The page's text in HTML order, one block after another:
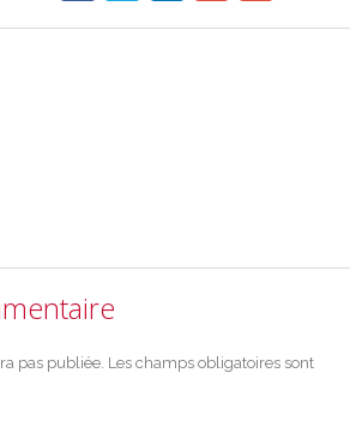
pas publiée. Les champs obligatoires sont